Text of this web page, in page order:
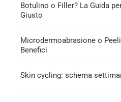
Botulino o Filler? La Guida
Giusto
Microdermoabrasione o
Benefici
Skin cycling: schema